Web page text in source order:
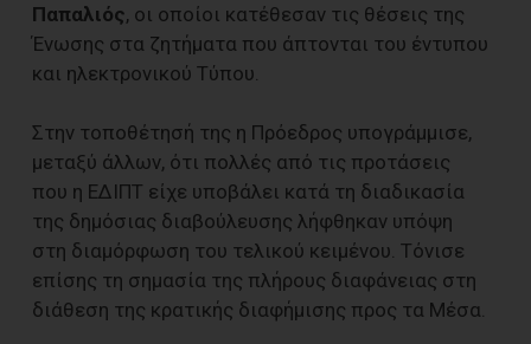
Παπαλιός, οι οποίοι κατέθεσαν τις θέσεις της
Ένωσης στα ζητήματα που άπτονται του έντυπου
και ηλεκτρονικού Τύπου.
Στην τοποθέτησή της η Πρόεδρος υπογράμμισε,
μεταξύ άλλων, ότι πολλές από τις προτάσεις
που η ΕΔΙΠΤ είχε υποβάλει κατά τη διαδικασία
της δημόσιας διαβούλευσης λήφθηκαν υπόψη
στη διαμόρφωση του τελικού κειμένου. Τόνισε
επίσης τη σημασία της πλήρους διαφάνειας στη
διάθεση της κρατικής διαφήμισης προς τα Μέσα.